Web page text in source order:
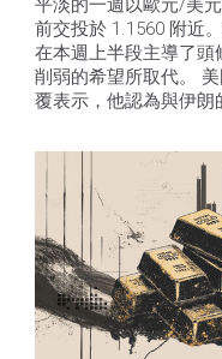
平淡的一週以歐元/美
前交投於 1.1560 附近
在本週上半段主導了頭
削弱的希望所取代。
覆表示，他認為與伊朗